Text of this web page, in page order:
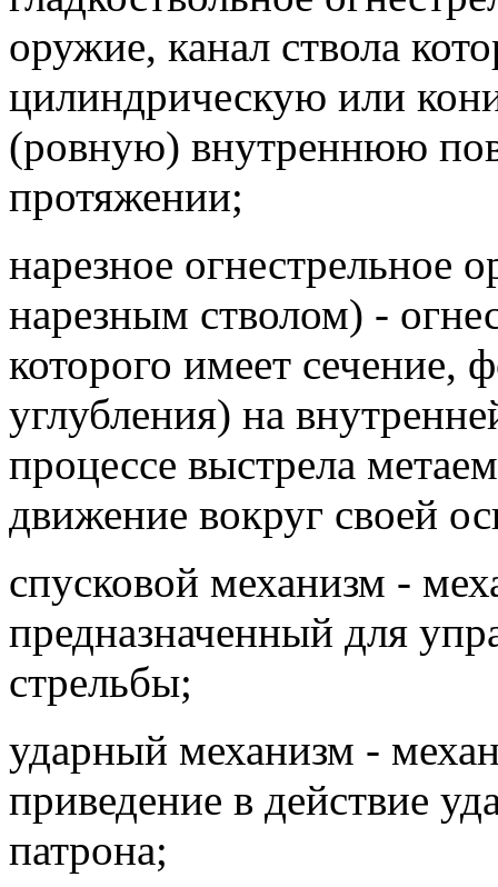
оружие, канал ствола
цилиндрическую или
(ровную) внутреннюю
протяжении;
нарезное огнестрельное
нарезным стволом) -
которого имеет
углубления) на
процессе выстрела
движение вокруг своей
спусковой механизм -
предназначенный для
стрельбы;
ударный механизм -
приведение в действие
патрона;